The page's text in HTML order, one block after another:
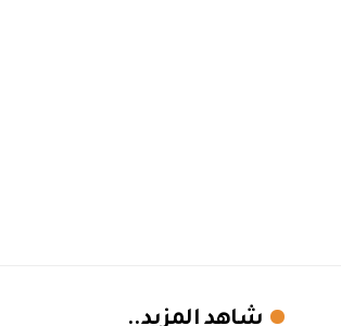
شاهد المزيد..